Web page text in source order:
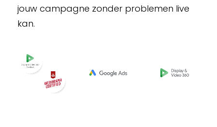
jouw campagne zonder problemen live
kan.